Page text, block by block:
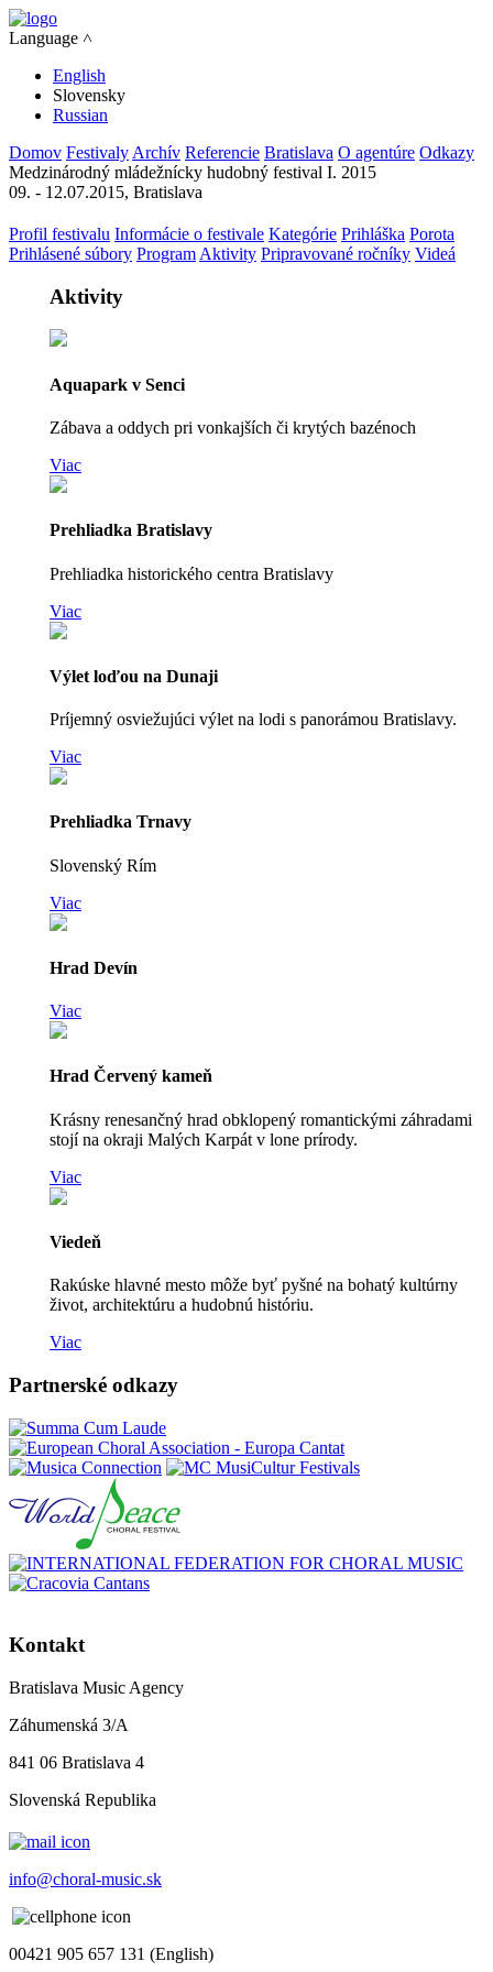
Language ˄
English
Slovensky
Russian
Domov Festivaly Archív Referencie Bratislava O agentúre Odkazy
Medzinárodný mládežnícky hudobný festival I. 2015
09. - 12.07.2015, Bratislava
Profil festivalu Informácie o festivale Kategórie Prihláška Porota
Prihlásené súbory Program Aktivity Pripravované ročníky Videá
Aktivity
Aquapark v Senci
Zábava a oddych pri vonkajších či krytých bazénoch
Viac
Prehliadka Bratislavy
Prehliadka historického centra Bratislavy
Viac
Výlet loďou na Dunaji
Príjemný osviežujúci výlet na lodi s panorámou Bratislavy.
Viac
Prehliadka Trnavy
Slovenský Rím
Viac
Hrad Devín
Viac
Hrad Červený kameň
Krásny renesančný hrad obklopený romantickými záhradami
stojí na okraji Malých Karpát v lone prírody.
Viac
Viedeň
Rakúske hlavné mesto môže byť pyšné na bohatý kultúrny
život, architektúru a hudobnú históriu.
Viac
Partnerské odkazy
Kontakt
Bratislava Music Agency
Záhumenská 3/A
841 06 Bratislava 4
Slovenská Republika
info@choral-music.sk
00421 905 657 131 (English)